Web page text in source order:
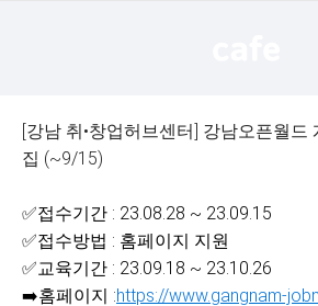
[강남 취•창업허브센터] 강남오픈월드
집 (~9/15)
✅접수기간 : 23.08.28 ~ 23.09.15
✅접수방법 : 홈페이지 지원
✅교육기간 : 23.09.18 ~ 23.10.26
➡️홈페이지 :https://www.gangnam-